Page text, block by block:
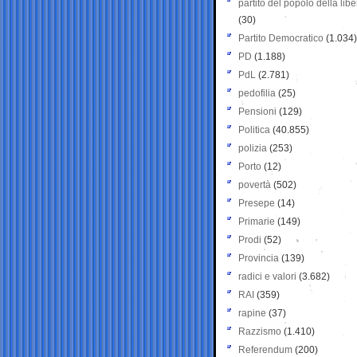
partito del popolo della
(30)
Partito Democratico (1.034)
PD (1.188)
PdL (2.781)
pedofilia (25)
Pensioni (129)
Politica (40.855)
polizia (253)
Porto (12)
povertà (502)
Presepe (14)
Primarie (149)
Prodi (52)
Provincia (139)
radici e valori (3.682)
RAI (359)
rapine (37)
Razzismo (1.410)
Referendum (200)